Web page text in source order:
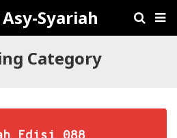
Syariah
Category